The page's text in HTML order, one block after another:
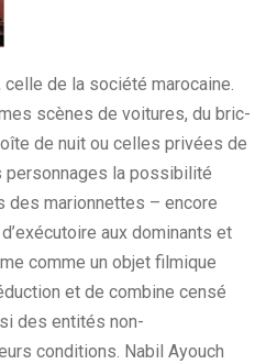
de la société marocaine.
scènes de voitures, du bric-
de nuit ou celles privées de
personnages la possibilité
des marionnettes – encore
aux dominants et
comme un objet filmique
et de combine censé
des entités non-
conditions. Nabil Ayouch